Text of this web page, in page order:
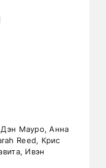
Дэн Мауро, Анна
Reed, Крис
Ивэн